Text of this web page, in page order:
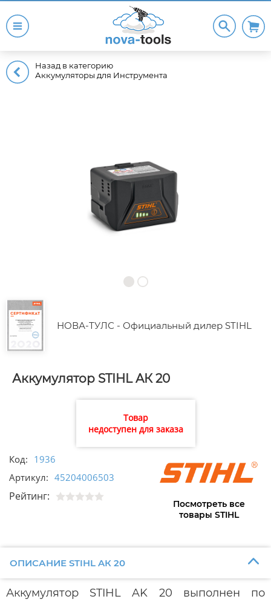
Назад в категорию
Аккумуляторы для Инструмента
НОВА-ТУЛС - Официальный дилер STIHL
Аккумулятор STIHL AК 20
Товар
недоступен для заказа
Код: 1936
Артикул: 45204006503
Рейтинг:
Посмотреть все
товары STIHL
ОПИСАНИЕ STIHL AК 20
Аккумулятор STIHL AK 20 выполнен по